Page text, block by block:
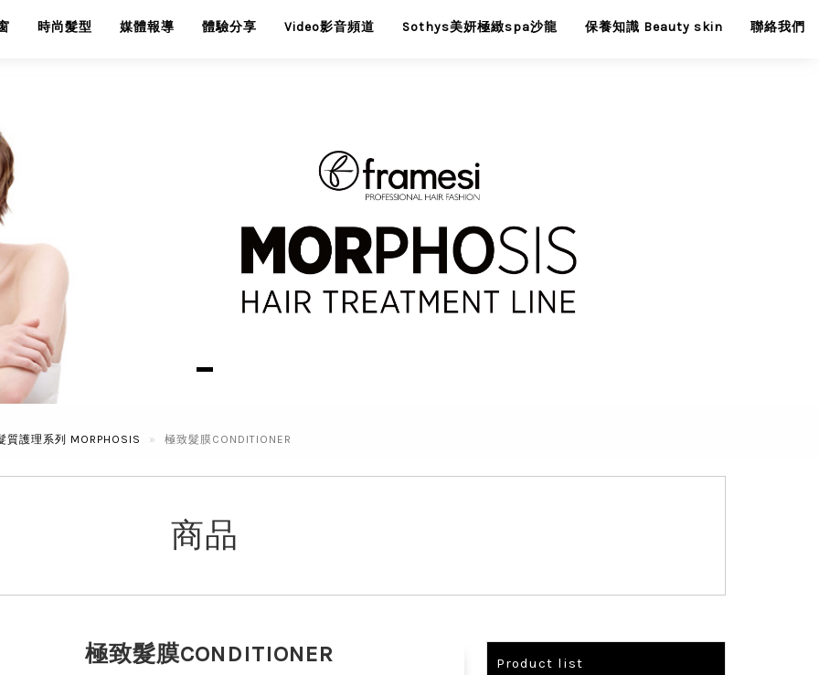
時尚髮型 媒體報導 體驗分享 Video影音頻道 Sothys美妍極緻spa沙龍 保養知識 Beauty skin 聯絡我們
質護理系列 MORPHOSIS 極致髮膜CONDITIONER
商品
極致髮膜CONDITIONER Product list